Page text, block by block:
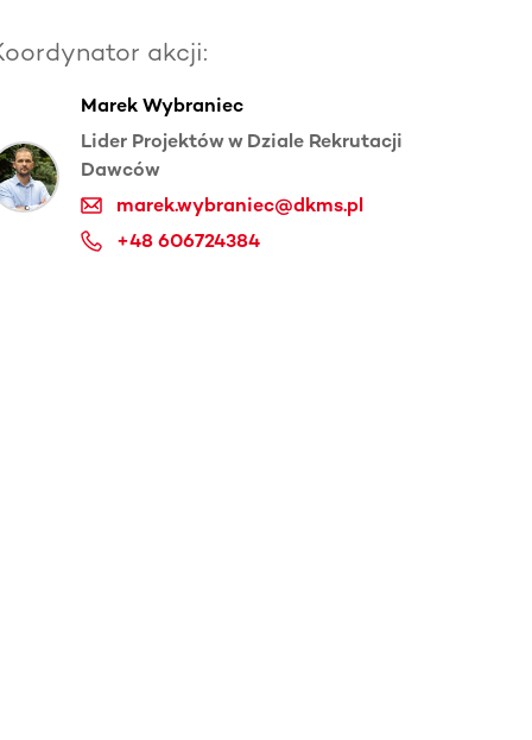
akcji:
Marek Wybraniec
Lider Projektów w Dziale Rekrutacji
Dawców
marek.wybraniec@dkms.pl
+48 606724384